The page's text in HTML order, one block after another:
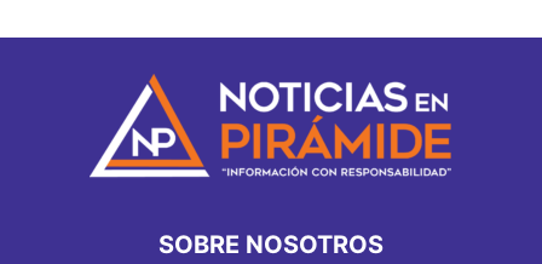
SOBRE NOSOTROS